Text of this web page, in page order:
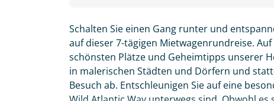
Schalten Sie einen Gang runter und
auf dieser 7-tägigen Mietwagenrundreise.
schönsten Plätze und Geheimtipps unserer
in malerischen Städten und Dörfern und
Besuch ab. Entschleunigen Sie auf eine